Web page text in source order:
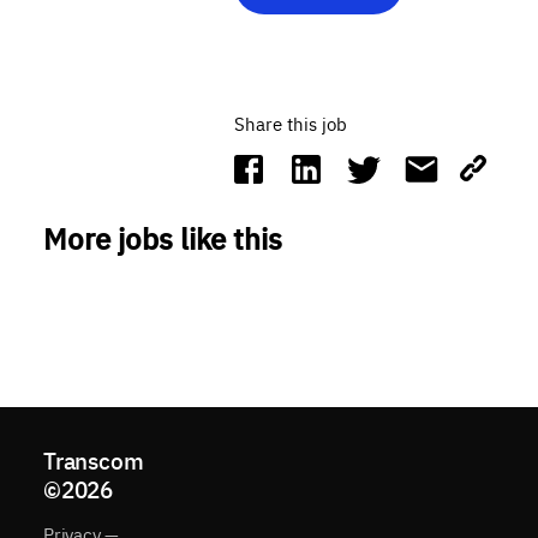
Share this job
More jobs like this
Transcom
©2026